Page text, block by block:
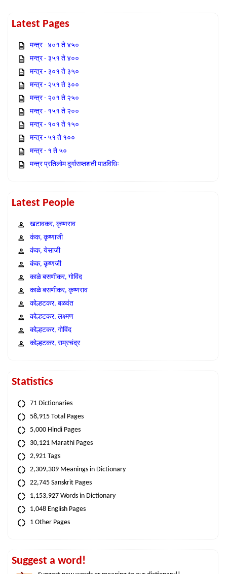
Latest Pages
मन्त्र - ४०१ ते ४५०
मन्त्र - ३५१ ते ४००
मन्त्र - ३०१ ते ३५०
मन्त्र - २५१ ते ३००
मन्त्र - २०१ ते २५०
मन्त्र - १५१ ते २००
मन्त्र - १०१ ते १५०
मन्त्र - ५१ ते १००
मन्त्र - १ ते ५०
मन्त्र प्रतिलोम दुर्गासप्तशती पाठविधिः
Latest People
खटावकर, कृष्णराव
कंक, कृष्णाजी
कंक, येसाजी
कंक, कृष्णजी
काळे बसणीकर, गोविंद
काळे बसणीकर, कृष्णराव
कोल्हटकर, बळवंत
कोल्हटकर, लक्ष्मण
कोल्हटकर, गोविंद
कोल्हटकर, राम्रचंद्र
Statistics
71 Dictionaries
58,915 Total Pages
5,000 Hindi Pages
30,121 Marathi Pages
2,921 Tags
2,309,309 Meanings in Dictionary
22,745 Sanskrit Pages
1,153,927 Words in Dictionary
1,048 English Pages
1 Other Pages
Suggest a word!